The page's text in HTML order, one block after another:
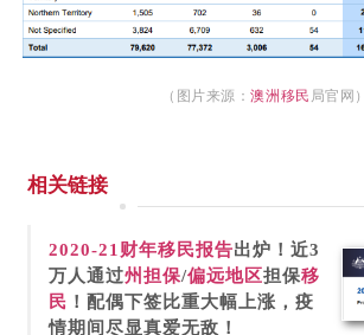
（图片来源：澳洲移民 局官网）
相关链接
2020-21财年移民报告出炉！近3
万人通过州担保/偏远地区担保移
民 ！配偶下签比重大幅上涨，疫
情期间尽显真爱无敌！